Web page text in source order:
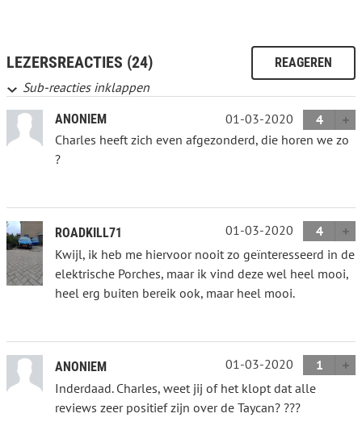
LEZERSREACTIES (24) REAGEREN
Sub-reacties inklappen
ANONIEM 01-03-2020
4
Charles heeft zich even afgezonderd, die horen we zo
?
ROADKILL71 01-03-2020
4
Kwijl, ik heb me hiervoor nooit zo geïnteresseerd in de
elektrische Porches, maar ik vind deze wel heel mooi,
heel erg buiten bereik ook, maar heel mooi.
ANONIEM 01-03-2020
1
Inderdaad. Charles, weet jij of het klopt dat alle
reviews zeer positief zijn over de Taycan? ???